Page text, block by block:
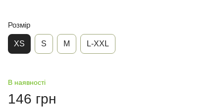
Розмір
XS S М L-XXL
В наявності
146 грн